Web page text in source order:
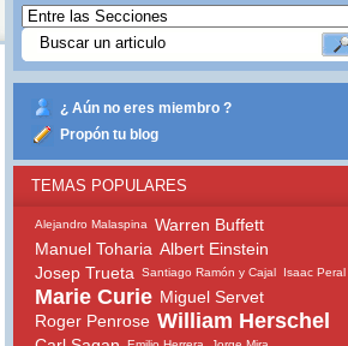
¿ Aún no eres miembro ?
Propón tu blog
TEMAS POPULARES
Alejandro Malaspina
Warren Buffett
Manuel Toharia Albert Einstein
Josep Trueta
Santiago Ramón y Cajal Isaac Peral
Marie Curie Miguel Servet
Roger Penrose William Herschel